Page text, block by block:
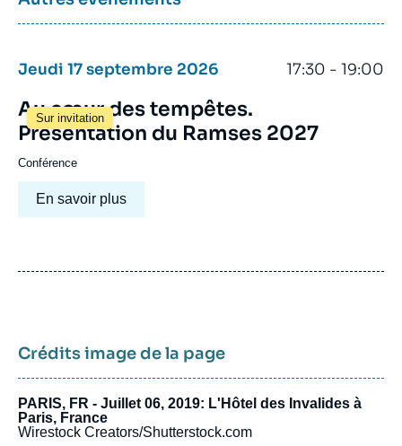
Jeudi 17 septembre 2026 17:30 - 19:00
Sur invitation
Au cœur des tempêtes.
Présentation du Ramses 2027
Conférence
En savoir plus
Crédits image de la page
PARIS, FR - Juillet 06, 2019: L'Hôtel des Invalides à
Paris, France
Wirestock Creators/Shutterstock.com